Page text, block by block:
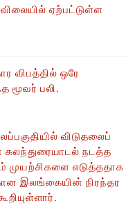
ஏற்பட்டுள்ள
விபத்தில் ஒரே
மூவர் பலி.
​​விடுதலைப்
கலந்துரையாடல் நடத்த
எடுத்ததாக
இலங்கையின் நிரந்தர